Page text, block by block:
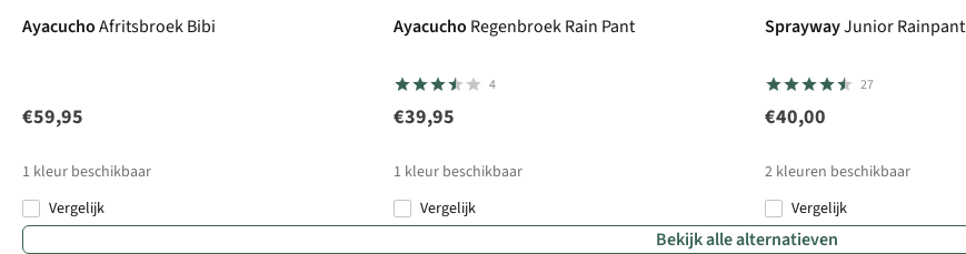
AyacuchoAfritsbroek Bibi
€59,95
1 kleur beschikbaar
Vergelijk
Ayacucho Regenbroek Rain Pant
4
€39,95
1 kleur beschikbaar
Vergelijk
SpraywayJunior Rainpant
27
€40,00
2 kleuren beschikbaar
%
Vergelijk
Bekijk alle alternatieven